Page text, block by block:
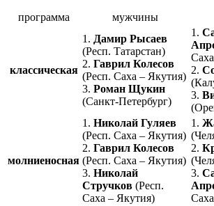
программа мужчины
классическая
1. Дамир Рысаев
(Респ. Татарстан)
2. Гаврил Колесов
(Респ. Саха – Якутия)
3. Роман Щукин
(Санкт-Петербург)
1.
2.
3.
молниеносная
1. Николай Гуляев
(Респ. Саха – Якутия)
2. Гаврил Колесов
(Респ. Саха – Якутия)
3. Николай
Стручков (Респ.
Саха – Якутия)
1.
2.
3.